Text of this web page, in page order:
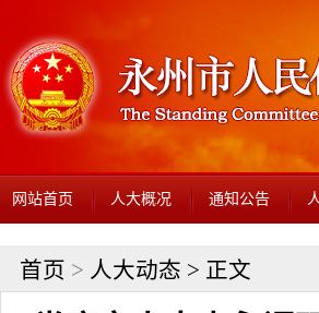
网站首页 人大概况 通知公告
首页 > 人大动态 > 正文